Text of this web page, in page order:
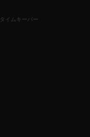
イムキーパー